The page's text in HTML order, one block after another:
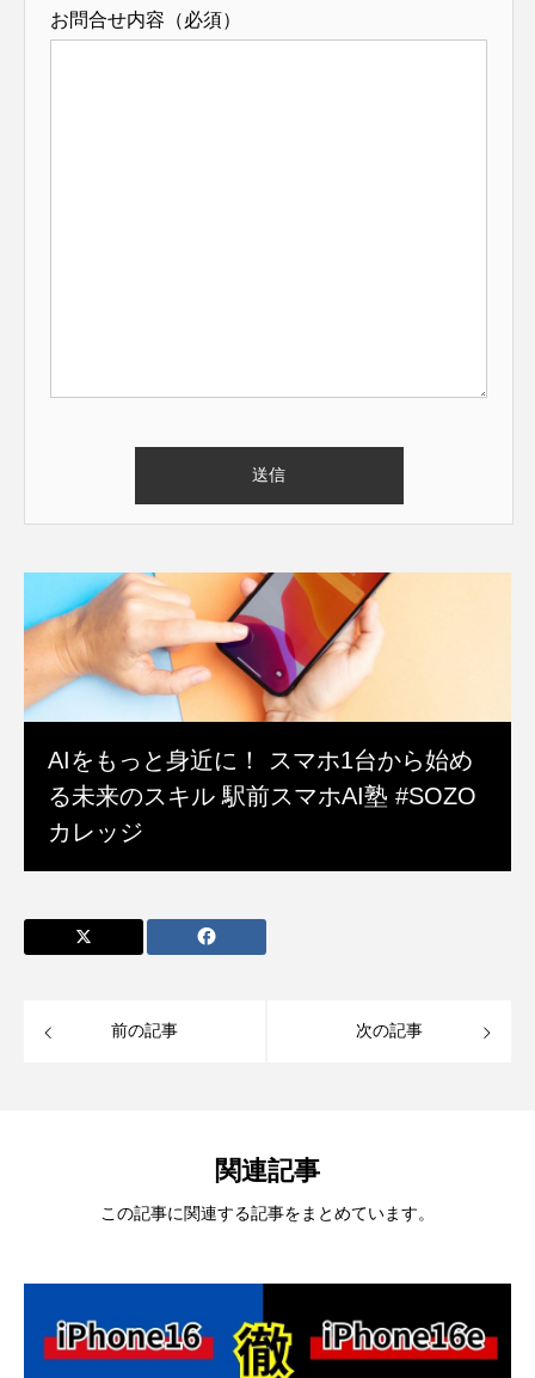
お問合せ内容（必須）
AIをもっと身近に！ スマホ1台から始め
る未来のスキル 駅前スマホAI塾 #SOZO
カレッジ
前の記事 次の記事
関連記事
この記事に関連する記事をまとめています。